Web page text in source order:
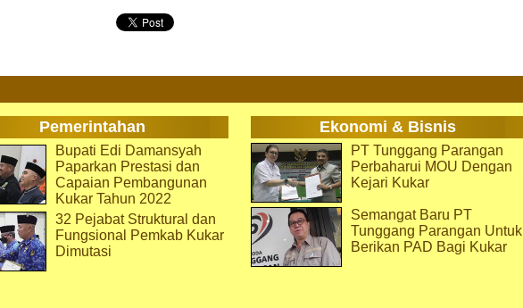
Pemerintahan Ekonomi & Bisnis
Bupati Edi Damansyah
Paparkan Prestasi dan
Capaian Pembangunan
Kukar Tahun 2022
32 Pejabat Struktural dan
Fungsional Pemkab Kukar
Dimutasi
PT Tunggang Parangan
Perbaharui MOU Dengan
Kejari Kukar
Semangat Baru PT
Tunggang Parangan Untuk
Berikan PAD Bagi Kukar